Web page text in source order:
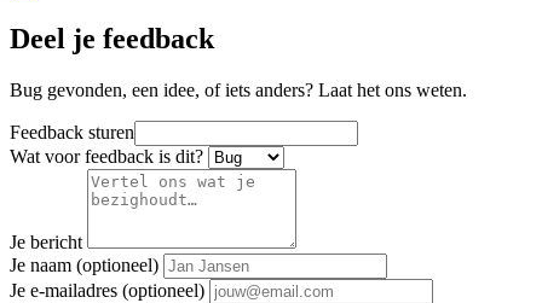
Deel je feedback
Bug gevonden, een idee, of iets anders? Laat het ons weten.
Feedback sturen
Wat voor feedback is dit?
Je bericht
Je naam (optioneel)
Je e-mailadres (optioneel)